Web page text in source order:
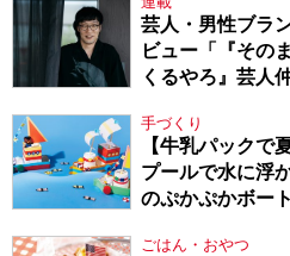
芸人・男性ブラ
ビュー「『その
くるやろ』芸人
手づくり
【牛乳パックで
プールで水に浮
のぷかぷかボート
ごはん・おやつ